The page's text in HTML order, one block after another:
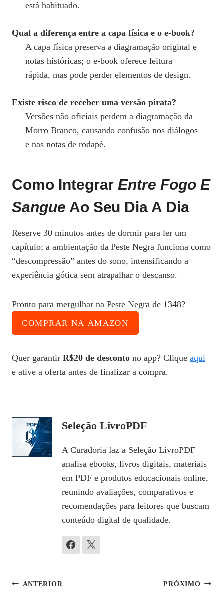
está habituado.
Qual a diferença entre a capa física e o e‑book?
A capa física preserva a diagramação original e
notas históricas; o e‑book oferece leitura
rápida, mas pode perder elementos de design.
Existe risco de receber uma versão pirata?
Versões não oficiais perdem a diagramação da
Morro Branco, causando confusão nos diálogos
e nas notas de rodapé.
Como Integrar Entre Fogo E
Sangue Ao Seu Dia A Dia
Reserve 30 minutos antes de dormir para ler um
capítulo; a ambientação da Peste Negra funciona como
“descompressão” antes do sono, intensificando a
experiência gótica sem atrapalhar o descanso.
Pronto para mergulhar na Peste Negra de 1348?
COMPRAR NA AMAZON
Quer garantir R$20 de desconto no app? Clique aqui
e ative a oferta antes de finalizar a compra.
Seleção LivroPDF
A Curadoria faz a Seleção LivroPDF
analisa ebooks, livros digitais, materiais
em PDF e produtos educacionais online,
reunindo avaliações, comparativos e
recomendações para leitores que buscam
conteúdo digital de qualidade.
Navegação
ANTERIOR PRÓXIMO